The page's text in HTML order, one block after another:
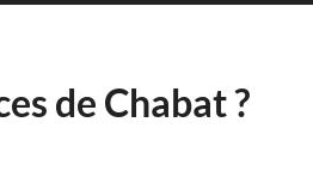
de Chabat ?